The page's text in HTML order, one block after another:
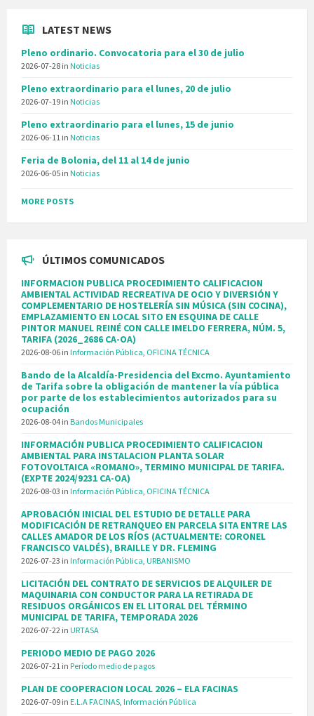
LATEST NEWS
Pleno ordinario. Convocatoria para el 30 de julio
2026-07-28 in Noticias
Pleno extraordinario para el lunes, 20 de julio
2026-07-19 in Noticias
Pleno extraordinario para el lunes, 15 de junio
2026-06-11 in Noticias
Feria de Bolonia, del 11 al 14 de junio
2026-06-05 in Noticias
MORE POSTS
ÚLTIMOS COMUNICADOS
INFORMACION PUBLICA PROCEDIMIENTO CALIFICACION
AMBIENTAL ACTIVIDAD RECREATIVA DE OCIO Y DIVERSIÓN Y
COMPLEMENTARIO DE HOSTELERÍA SIN MÚSICA (SIN COCINA),
EMPLAZAMIENTO EN LOCAL SITO EN ESQUINA DE CALLE
PINTOR MANUEL REINÉ CON CALLE IMELDO FERRERA, NÚM. 5,
TARIFA (2026_2686 CA-OA)
2026-08-06 in Información Pública, OFICINA TÉCNICA
Bando de la Alcaldía-Presidencia del Excmo. Ayuntamiento
de Tarifa sobre la obligación de mantener la vía pública
por parte de los establecimientos autorizados para su
ocupación
2026-08-04 in Bandos Municipales
INFORMACIÓN PUBLICA PROCEDIMIENTO CALIFICACION
AMBIENTAL PARA INSTALACION PLANTA SOLAR
FOTOVOLTAICA «ROMANO», TERMINO MUNICIPAL DE TARIFA.
(EXPTE 2024/9231 CA-OA)
2026-08-03 in Información Pública, OFICINA TÉCNICA
APROBACIÓN INICIAL DEL ESTUDIO DE DETALLE PARA
MODIFICACIÓN DE RETRANQUEO EN PARCELA SITA ENTRE LAS
CALLES AMADOR DE LOS RÍOS (ACTUALMENTE: CORONEL
FRANCISCO VALDÉS), BRAILLE Y DR. FLEMING
2026-07-23 in Información Pública, URBANISMO
LICITACIÓN DEL CONTRATO DE SERVICIOS DE ALQUILER DE
MAQUINARIA CON CONDUCTOR PARA LA RETIRADA DE
RESIDUOS ORGÁNICOS EN EL LITORAL DEL TÉRMINO
MUNICIPAL DE TARIFA, TEMPORADA 2026
2026-07-22 in URTASA
PERIODO MEDIO DE PAGO 2026
2026-07-21 in Período medio de pagos
PLAN DE COOPERACION LOCAL 2026 – ELA FACINAS
2026-07-09 in E.L.A FACINAS, Información Pública